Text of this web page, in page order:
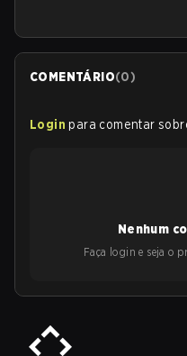
COMENTÁRIO(0)
Login para comentar
Nenhum
Faça login e seja o